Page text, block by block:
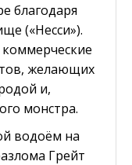
благодаря
(«Несси»).
желающих
и,
монстра.
водоём на
Грейт